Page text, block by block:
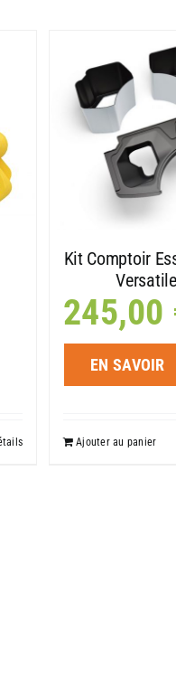
Kit Comptoir
245,00
EN SAVOIR
Ajouter au panier